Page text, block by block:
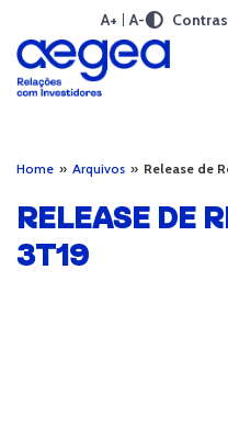
A+ A-
Home » Arquivos » Release de
RELEASE DE
3T19